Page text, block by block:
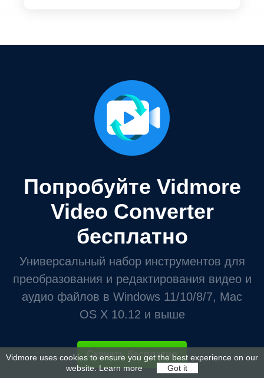
Попробуйте Vidmore
Video Converter
бесплатно
Универсальный набор инструментов для
преобразования и редактирования видео и
аудио файлов в Windows 11/10/8/7, Mac
OS X 10.12 и выше
Скачать бесплатно
Vidmore uses cookies to ensure you get the best experience on our
website. Learn more Got it